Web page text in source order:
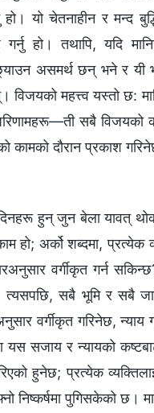
यो चेतनाहीन र मन्द
गर्नु हो। तथापि, यदि
असमर्थ छन् भने र
विजयको महत्त्व यस्तो छ:
सबै विजयको
कामको दौरान प्रकाश
हुन् जुन बेला यावत्
हो; अर्को शब्दमा, प्रत्येक
वर्गीकृत गर्न
सबै भूमि र सबै
वर्गीकृत गरिनेछ,
यस सजाय र न्यायको
हुनेछ; प्रत्येक
निष्कर्षमा पुगिसकेको